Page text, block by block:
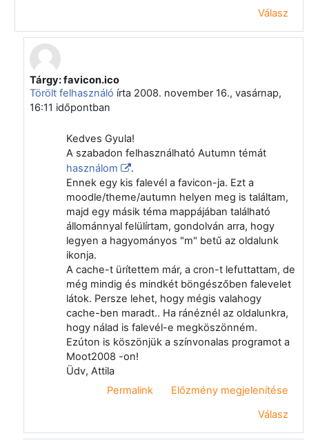
Válasz
Válasz erre: Papp Gyula
Tárgy: favicon.ico
Törölt felhasználó írta 2008. november 16., vasárnap,
16:11 időpontban
Kedves Gyula!
A szabadon felhasználható Autumn témát
használom
.
Ennek egy kis falevél a favicon-ja. Ezt a
moodle/theme/autumn helyen meg is találtam,
majd egy másik téma mappájában található
állománnyal felülírtam, gondolván arra, hogy
legyen a hagyományos "m" betű az oldalunk
ikonja.
A cache-t ürítettem már, a cron-t lefuttattam, de
még mindig és mindkét böngészőben falevelet
látok. Persze lehet, hogy mégis valahogy
cache-ben maradt.. Ha ránéznél az oldalunkra,
hogy nálad is falevél-e megköszönném.
Ezúton is köszönjük a színvonalas programot a
Moot2008 -on!
Üdv, Attila
Permalink
Előzmény megjelenítése
Válasz